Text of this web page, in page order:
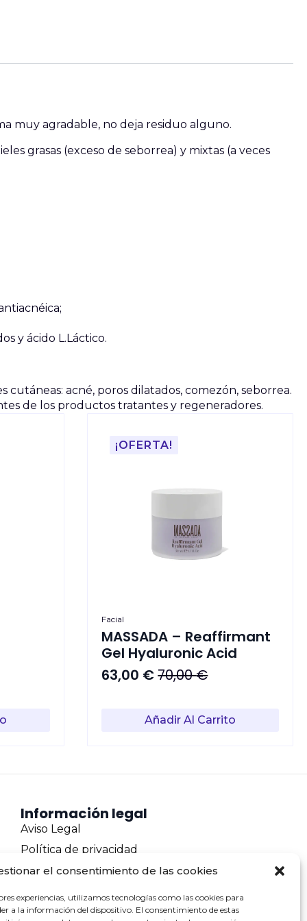
el consentimiento de las cookies
experiencias, utilizamos tecnologías como las cookies para
a la información del dispositivo. El consentimiento de estas
muy agradable, no deja residuo alguno.
grasas (exceso de seborrea) y mixtas (a veces
y ácido L.Láctico.
acné, poros dilatados, comezón, seborrea.
de los productos tratantes y regeneradores.
¡OFERTA!
Facial
MASSADA – Reaffirmant
Gel Hyaluronic Acid
70,00€
El
original
63,00 €
El
actualAñadir Al Carrito
Información legal
Aviso Legal
Política de privacidad
Política de cookies
Envíos y devoluciones